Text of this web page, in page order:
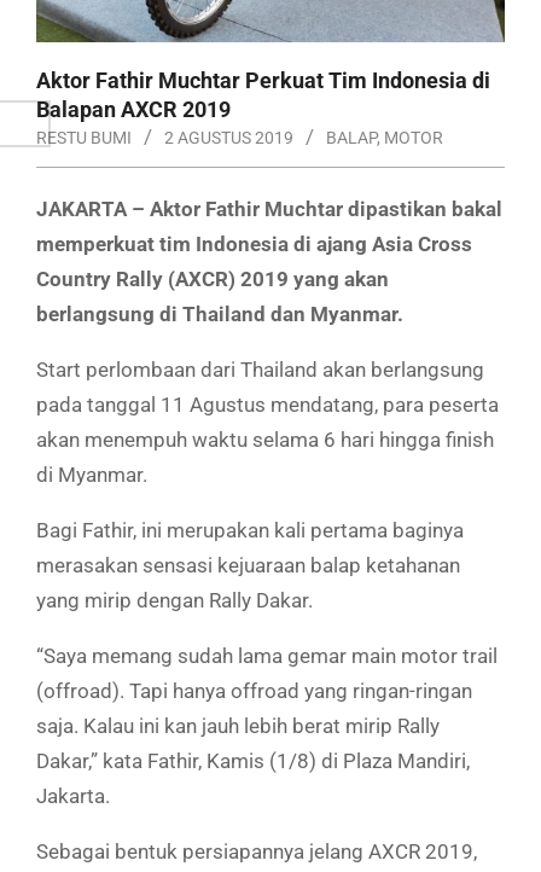
Aktor Fathir Muchtar Perkuat Tim Indonesia di
Balapan AXCR 2019
RESTU BUMI 2 AGUSTUS 2019 BALAP, MOTOR
JAKARTA – Aktor Fathir Muchtar dipastikan bakal
memperkuat tim Indonesia di ajang Asia Cross
Country Rally (AXCR) 2019 yang akan
berlangsung di Thailand dan Myanmar.
Start perlombaan dari Thailand akan berlangsung
pada tanggal 11 Agustus mendatang, para peserta
akan menempuh waktu selama 6 hari hingga finish
di Myanmar.
Bagi Fathir, ini merupakan kali pertama baginya
merasakan sensasi kejuaraan balap ketahanan
yang mirip dengan Rally Dakar.
“Saya memang sudah lama gemar main motor trail
(offroad). Tapi hanya offroad yang ringan-ringan
saja. Kalau ini kan jauh lebih berat mirip Rally
Dakar,” kata Fathir, Kamis (1/8) di Plaza Mandiri,
Jakarta.
Sebagai bentuk persiapannya jelang AXCR 2019,